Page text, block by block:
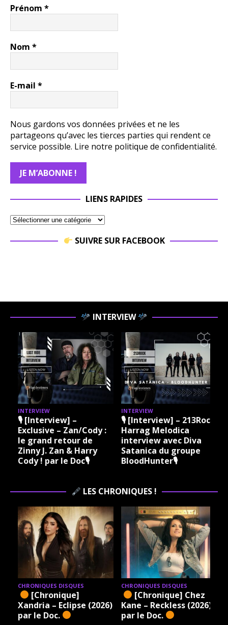
Prénom *
Nom *
E-mail *
Nous gardons vos données privées et ne les
partageons qu’avec les tierces parties qui rendent ce
service possible. Lire notre politique de confidentialité.
LIENS RAPIDES
SUIVRE SUR FACEBOOK
INTERVIEW
INTERVIEW
🎙 [Interview] –
Exclusive – Zan/Cody :
le grand retour de
Zinny J. Zan & Harry
Cody ! par le Doc🎙
INTERVIEW
🎙 [Interview] – 213Rock
Harrag Melodica
interview avec Diva
Satanica du groupe
BloodHunter🎙
LES CHRONIQUES !
CHRONIQUES DISQUES
[Chronique]
Xandria – Eclipse (2026)
par le Doc.
CHRONIQUES DISQUES
[Chronique] Chez
Kane – Reckless (2026)
par le Doc.